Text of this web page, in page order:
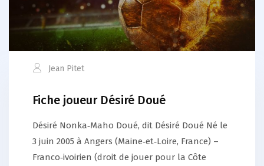
Jean Pitet
Fiche joueur Désiré Doué
Désiré Nonka‑Maho Doué, dit Désiré Doué Né le
3 juin 2005 à Angers (Maine‑et‑Loire, France) –
Franco‑ivoirien (droit de jouer pour la Côte